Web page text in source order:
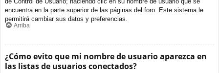
encuentra en la parte superior de las páginas del foro. Este sistema le
permitirá cambiar sus datos y preferencias.
Arriba
¿Cómo evito que mi nombre de usuario aparezca en
las listas de usuarios conectados?